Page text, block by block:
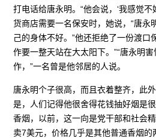
打电话给唐永明。“他会说，‘我感觉不
货商店需要一名保安时，她说，“唐永
己的身体不好。”他还拒绝了一份渡口
作要一整天站在大太阳下。”“唐永明
作，”一名曾是他邻居的人说。
唐永明个子很高，而且衣着整齐，此
是，人们记得他很舍得花钱抽好烟是
香烟，以前，这一向是党干部和社会
卖7美元，价格几乎是其他普通香烟